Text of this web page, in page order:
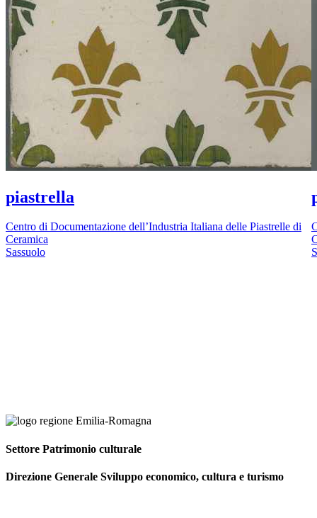
piastrella
Centro di Documentazione dell’Industria Italiana delle Piastrelle di
Ceramica
Sassuolo
Settore Patrimonio culturale
Direzione Generale Sviluppo economico, cultura e turismo